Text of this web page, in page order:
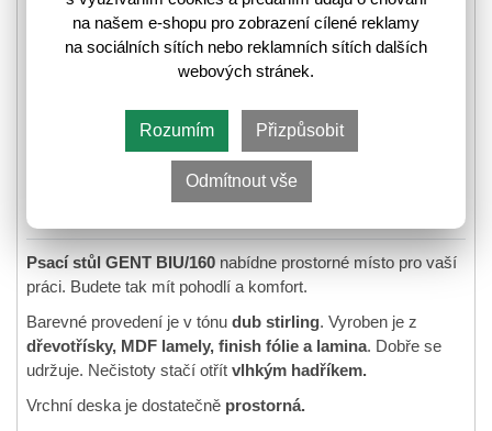
sleva -25%
Psací stůl GENT BIU/160 nabídne prostorné místo pro vaší
práci. Budete tak mít pohodlí a komfort.
Barevné provedení je v tónu dub stirling. Vyroben je z
dřevotřísky, MDF lamely, finish fólie a lamina. Dobře se
udržuje. Nečistoty stačí otřít vlhkým hadříkem.
Vrchní deska je dostatečně prostorná.
na našem e-shopu pro zobrazení cílené reklamy
na sociálních sítích nebo reklamních sítích dalších
webových stránek.
Rozumím Přizpůsobit
Odmítnout vše